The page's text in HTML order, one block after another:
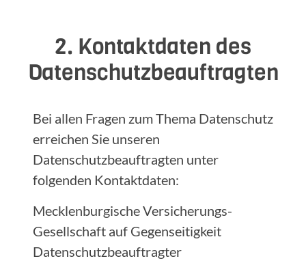
2. Kontaktdaten des
Datenschutzbeauftragten
Bei allen Fragen zum Thema Datenschutz
erreichen Sie unseren
Datenschutzbeauftragten unter
folgenden Kontaktdaten:
Mecklenburgische Versicherungs-
Gesellschaft auf Gegenseitigkeit
Datenschutzbeauftragter